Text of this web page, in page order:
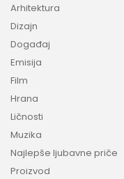
Arhitektura
Dizajn
Događaj
Emisija
Film
Hrana
Ličnosti
Muzika
Najlepše ljubavne priče
Proizvod